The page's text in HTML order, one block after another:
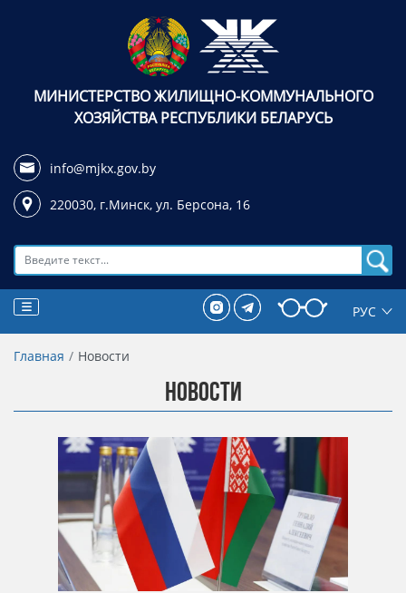
МИНИСТЕРСТВО ЖИЛИЩНО-КОММУНАЛЬНОГО
ХОЗЯЙСТВА РЕСПУБЛИКИ БЕЛАРУСЬ
info@mjkx.gov.by
220030, г.Минск, ул. Берсона, 16
Поиск
Главная Новости
НОВОСТИ